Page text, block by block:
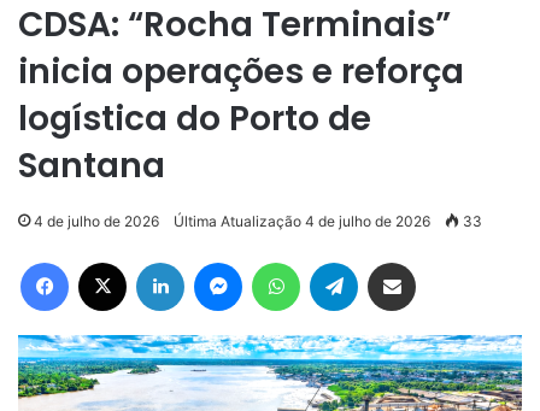
CDSA: “Rocha Terminais”
inicia operações e reforça
logística do Porto de
Santana
4 de julho de 2026 Última Atualização 4 de julho de 2026 33